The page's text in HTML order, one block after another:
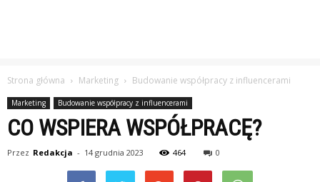
Strona główna Marketing Budowanie współpracy z influencerami
Marketing Budowanie współpracy z influencerami
CO WSPIERA WSPÓŁPRACĘ?
Przez Redakcja - 14 grudnia 2023 464 0